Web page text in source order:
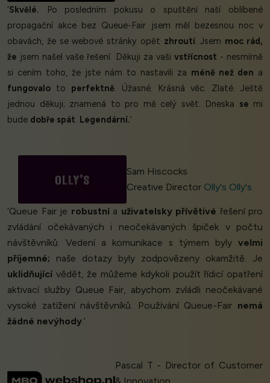
‘Skvělé. Po posledním pokusu o spuštění naší oblíbené
propagační akce bez Queue-Fair jsem měl bezesnou noc v
obavách, že se webové stránky opět zhroutí. Jsem moc rád,
že jsem našel vaše řešení. Děkuji za vaši vstřícnost - nesmírně
si cením toho, že jste nám to nastavili za méně než den a
fungovalo to perfektně. Úžasné. Krásná věc. Zlaté. Ještě
jednou děkuji; znamená to pro mě celý svět. Dneska se mi
bude dobře spát. Legendární.’
Sam Hiscocks
Creative Director Olly's Olly's
‘Queue Fair je robustnía uživatelsky přívětivé řešení pro
zvládání očekávaných i neočekávaných špiček v počtu
návštěvníků. Vedení a komunikace s týmem byly velmi
příjemné; naše dotazy byly zodpovězeny okamžitě. Je
uklidňujícívědět, že můžeme kdykoli použít řídicí opatření
aktivací služby Queue Fair, abychom zvládli neočekávané
vysoké zatížení návštěvníků. Používání Queue-Fair nemá
žádné nevýhody.’
Pascal T - Director of Customer
& Innovation